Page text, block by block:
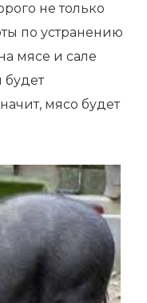
не только
по устранению
мясе и сале
будет
мясо будет